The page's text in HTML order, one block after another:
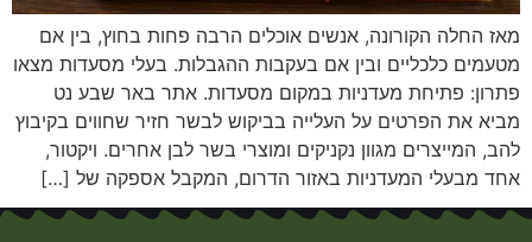
מאז החלה הקורונה, אנשים אוכלים הרבה פחות בחוץ, בין אם
מטעמים כלכליים ובין אם בעקבות ההגבלות. בעלי מסעדות מצאו
פתרון: פתיחת מעדניות במקום מסעדות. אתר באר שבע נט
מביא את הפרטים על העלייה בביקוש לבשר חזיר שחווים בקיבוץ
להב, המייצרים מגוון נקניקים ומוצרי בשר לבן אחרים. ויקטור,
אחד מבעלי המעדניות באזור הדרום, המקבל אספקה של […]